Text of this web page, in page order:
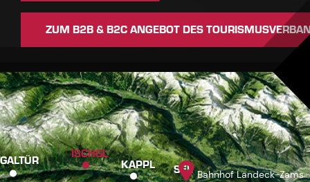
ZUM B2B & B2C ANGEBOT DES
GALTÜR ISCHGL
KAPPL SEE Bahnhof Landeck-Zams